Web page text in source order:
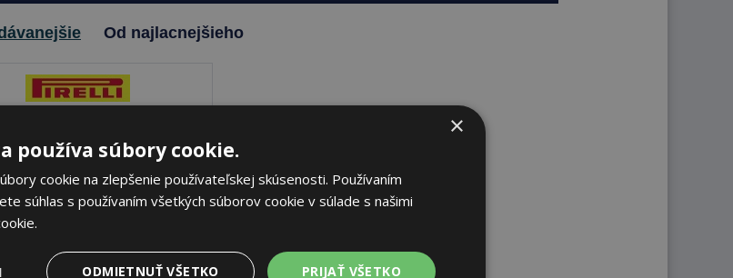
Od najlacnejšieho
Pirelli SCORPION ALL
245/50 R18 100 Y
Celoročné
na predajni 11.8.2026
×
používa súbory cookie.
cookie na zlepšenie používateľskej skúsenosti. Používaním
súhlas s používaním všetkých súborov cookie v súlade s našimi
PRIJAŤ VŠETKO
ODMIETNUŤ VŠETKO